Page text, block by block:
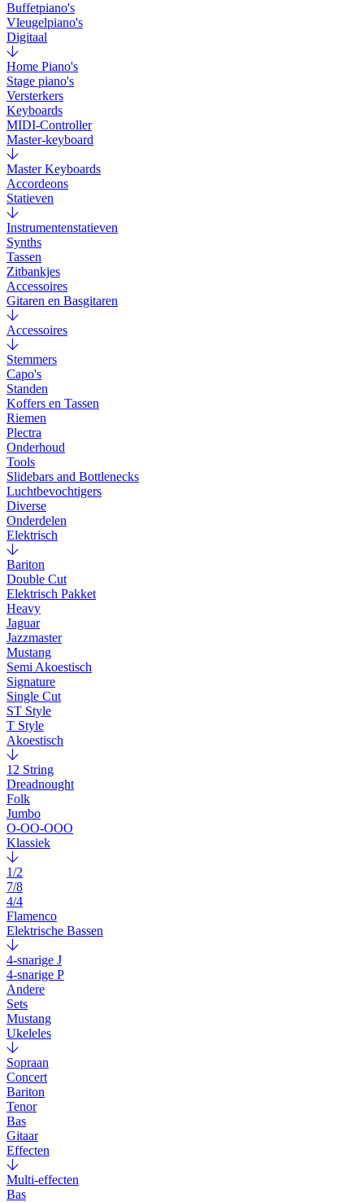
Buffetpiano's
Vleugelpiano's
Digitaal
Home Piano's
Stage piano's
Versterkers
Keyboards
MIDI-Controller
Master-keyboard
Master Keyboards
Accordeons
Statieven
Instrumentenstatieven
Synths
Tassen
Zitbankjes
Accessoires
Gitaren en Basgitaren
Accessoires
Stemmers
Capo's
Standen
Koffers en Tassen
Riemen
Plectra
Onderhoud
Tools
Slidebars and Bottlenecks
Luchtbevochtigers
Diverse
Onderdelen
Elektrisch
Bariton
Double Cut
Elektrisch Pakket
Heavy
Jaguar
Jazzmaster
Mustang
Semi Akoestisch
Signature
Single Cut
ST Style
T Style
Akoestisch
12 String
Dreadnought
Folk
Jumbo
O-OO-OOO
Klassiek
1/2
7/8
4/4
Flamenco
Elektrische Bassen
4-snarige J
4-snarige P
Andere
Sets
Mustang
Ukeleles
Sopraan
Concert
Bariton
Tenor
Bas
Gitaar
Effecten
Multi-effecten
Bas